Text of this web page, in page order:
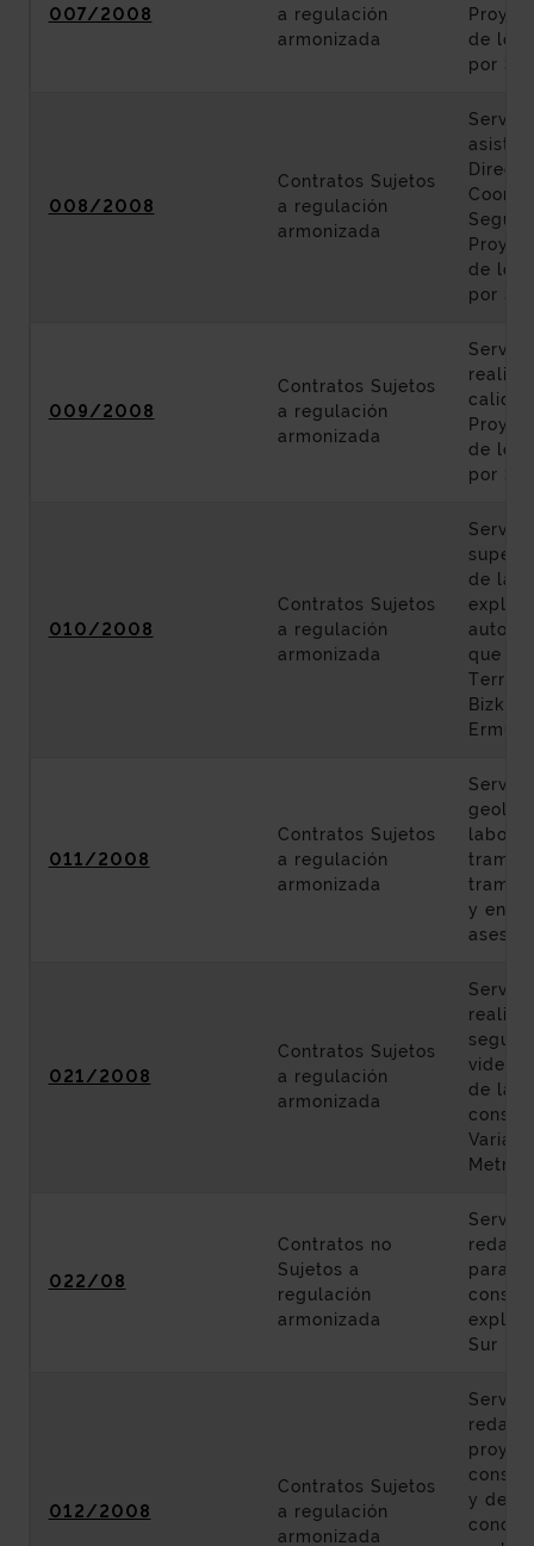
007/2008
a regulación
armonizada
de los
por
008/2008
Contratos Sujetos
a regulación
armonizada
de los
por
009/2008
Contratos Sujetos
a regulación
armonizada
de los
por
010/2008
Contratos Sujetos
a regulación
armonizada
de la
que
Ermua.
011/2008
Contratos Sujetos
a regulación
armonizada
tramo:
tramo:
y en la
021/2008
Contratos Sujetos
a regulación
armonizada
de las
022/08
Contratos no
Sujetos a
regulación
armonizada
para
Sur
012/2008
Contratos Sujetos
a regulación
armonizada
y